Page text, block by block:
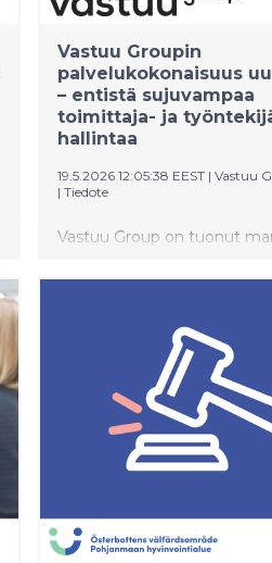
Vastuu Groupin
palvelukokonaisuus
– entistä sujuvampaa
toimittaja- ja
hallintaa
19.5.2026 12:05:38 EEST | Vastuu
| Tiedote
Vastuu Group on tuonut
joka yhdistää
työntekijätiedon hallinnan
kokonaisuudeksi.